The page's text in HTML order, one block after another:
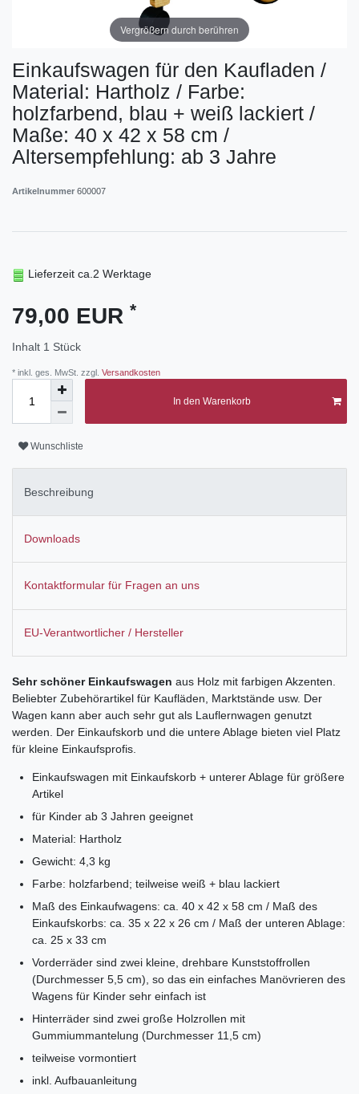
Vergrößern durch berühren
Einkaufswagen für den Kaufladen /
Material: Hartholz / Farbe:
holzfarbend, blau + weiß lackiert /
Maße: 40 x 42 x 58 cm /
Altersempfehlung: ab 3 Jahre
Artikelnummer 600007
Lieferzeit ca.2 Werktage
79,00 EUR *
Inhalt 1 Stück
* inkl. ges. MwSt. zzgl. Versandkosten
In den Warenkorb
Wunschliste
Beschreibung
Downloads
Kontaktformular für Fragen an uns
EU-Verantwortlicher / Hersteller
Sehr schöner Einkaufswagen aus Holz mit farbigen Akzenten.
Beliebter Zubehörartikel für Kaufläden, Marktstände usw. Der
Wagen kann aber auch sehr gut als Lauflernwagen genutzt
werden. Der Einkaufskorb und die untere Ablage bieten viel Platz
für kleine Einkaufsprofis.
Einkaufswagen mit Einkaufskorb + unterer Ablage für größere
Artikel
für Kinder ab 3 Jahren geeignet
Material: Hartholz
Gewicht: 4,3 kg
Farbe: holzfarbend; teilweise weiß + blau lackiert
Maß des Einkaufwagens: ca. 40 x 42 x 58 cm / Maß des
Einkaufskorbs: ca. 35 x 22 x 26 cm / Maß der unteren Ablage:
ca. 25 x 33 cm
Vorderräder sind zwei kleine, drehbare Kunststoffrollen
(Durchmesser 5,5 cm), so das ein einfaches Manövrieren des
Wagens für Kinder sehr einfach ist
Hinterräder sind zwei große Holzrollen mit
Gummiummantelung (Durchmesser 11,5 cm)
teilweise vormontiert
inkl. Aufbauanleitung